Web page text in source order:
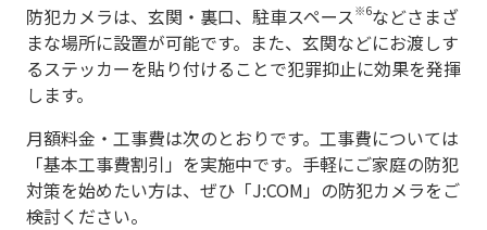
防犯カメラは、玄関・裏口、駐車スペース ※6などさまざ
まな場所に設置が可能です。また、玄関などにお渡しす
るステッカーを貼り付けることで犯罪抑止に効果を発揮
します。
月額料金・工事費は次のとおりです。工事費については
「基本工事費割引」を実施中です。手軽にご家庭の防犯
対策を始めたい方は、ぜひ「J:COM」の防犯カメラをご
検討ください。